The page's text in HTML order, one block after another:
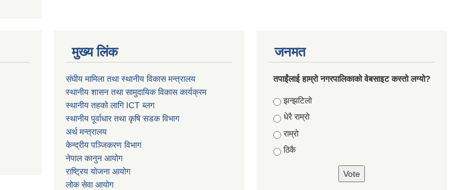
मुख्य लिंक
संघीय मामिला तथा स्थानीय विकास मन्त्रालय
स्थानीय शासन तथा सामुदायिक विकास कार्यक्रम
स्थानीय तहको लागि ICT ब्लग
स्थानीय पूर्वाधार तथा कृषि सडक विभाग
अर्थ मन्त्रालय
केन्द्रीय पञ्जिकरण विभाग
नेपाल कानुन आयोग
राष्ट्रिय योजना आयोग
लोक सेवा आयोग
जनमत
तपाईंलाई हाम्रो नगरपालिकाको वेबसाइट कस्तो लग्यो?
Choices
झन्झटिलो
धेरै राम्रो
राम्रो
ठिकै